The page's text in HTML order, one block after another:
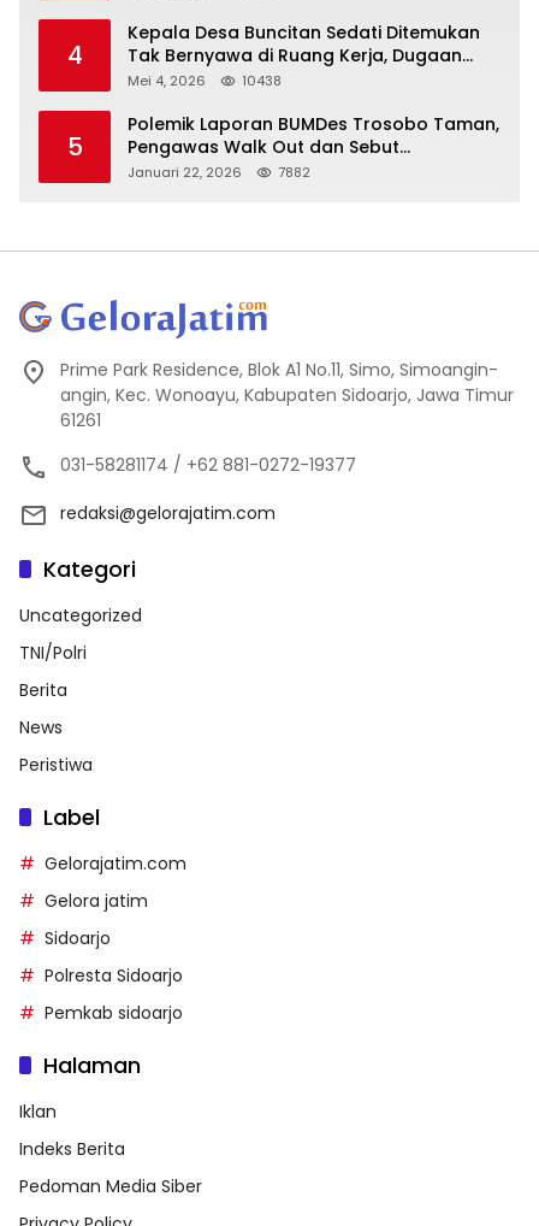
4
Kepala Desa Buncitan Sedati Ditemukan
Tak Bernyawa di Ruang Kerja, Dugaan
Bunuh Diri Menguat
Mei 4, 2026 10438
5
Polemik Laporan BUMDes Trosobo Taman,
Pengawas Walk Out dan Sebut
Kejanggalan
Januari 22, 2026 7882
Prime Park Residence, Blok A1 No.11, Simo, Simoangin-
angin, Kec. Wonoayu, Kabupaten Sidoarjo, Jawa Timur
61261
031-58281174 / +62 881-0272-19377
redaksi@gelorajatim.com
Kategori
Uncategorized
TNI/Polri
Berita
News
Peristiwa
Label
Gelorajatim.com
Gelora jatim
Sidoarjo
Polresta Sidoarjo
Pemkab sidoarjo
Halaman
Iklan
Indeks Berita
Pedoman Media Siber